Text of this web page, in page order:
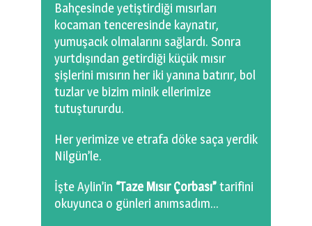
Basın
0 km.Bızdıklar Yazılarım
Filmlerimiz
Hadi Bize Yazın
Bahçesinde yetiştirdiği mısırları
kocaman tenceresinde kaynatır,
yumuşacık olmalarını sağlardı. Sonra
yurtdışından getirdiği küçük mısır
şişlerini mısırın her iki yanına batırır, bol
tuzlar ve bizim minik ellerimize
tutuştururdu.
Her yerimize ve etrafa döke saça yerdik
Nilgün’le.
İşte Aylin’in “Taze Mısır Çorbası”tarifini
okuyunca o günleri anımsadım…